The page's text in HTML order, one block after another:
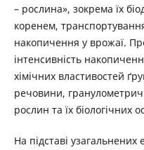
– рослина», зокрема їх
коренем,
накопичення у врожаї.
інтенсивність
хімічних властивостей
речовини,
рослин та їх біологічних
На підставі